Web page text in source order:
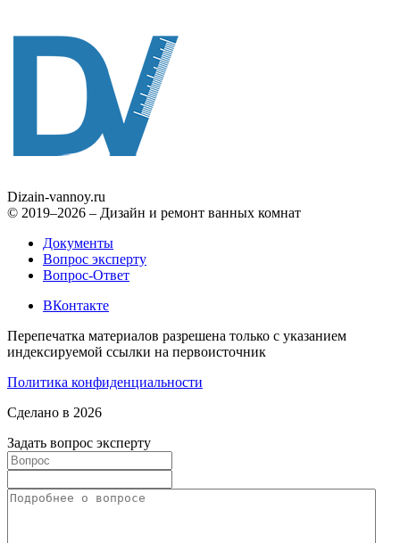
Dizain-vannoy.ru
© 2019–2026 – Дизайн и ремонт ванных комнат
Документы
Вопрос эксперту
Вопрос-Ответ
ВКонтакте
Перепечатка материалов разрешена только с указанием
индексируемой ссылки на первоисточник
Политика конфиденциальности
Сделано в 2026
Задать вопрос эксперту